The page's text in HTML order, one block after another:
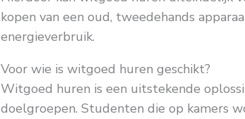
kopen van een oud, tweedehands
energieverbruik.
Voor wie is witgoed huren geschikt?
Witgoed huren is een uitstekende
doelgroepen. Studenten die op kamers